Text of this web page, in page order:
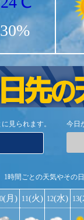
30%
見られます。 今日
1時間ごとの天気やその
(月) 11(火) 12(水) 13(